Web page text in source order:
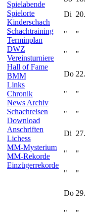
Spielabende
Spielorte
Kinderschach
Schachtraining
Terminplan
DWZ
Vereinsturniere
Hall of Fame
BMM
Links
Chronik
News Archiv
Schachreisen
Download
Anschriften
Lichess
MM-Mysterium
MM-Rekorde
Einzügerrekorde
Di 20.
" "
" "
Do 22.
" "
" "
Di 27.
" "
" "
Do 29.
" "